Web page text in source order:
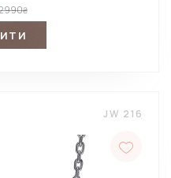
₴
JW 216